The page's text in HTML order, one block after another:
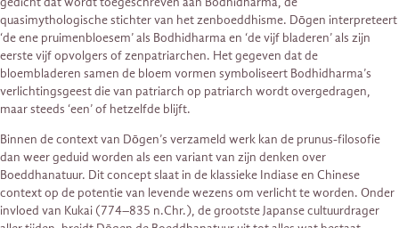
quasimythologische stichter van het zenboeddhisme. Dōgen interpreteert
‘de ene pruimenbloesem’ als Bodhidharma en ‘de vijf bladeren’ als zijn
eerste vijf opvolgers of zenpatriarchen. Het gegeven dat de
bloembladeren samen de bloem vormen symboliseert Bodhidharma’s
verlichtingsgeest die van patriarch op patriarch wordt overgedragen,
maar steeds ‘een’ of hetzelfde blijft.
Binnen de context van Dōgen’s verzameld werk kan de prunus-filosofie
dan weer geduid worden als een variant van zijn denken over
Boeddhanatuur. Dit concept slaat in de klassieke Indiase en Chinese
context op de potentie van levende wezens om verlicht te worden. Onder
invloed van Kukai (774–835 n.Chr.), de grootste Japanse cultuurdrager